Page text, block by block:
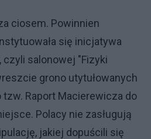
ciosem. Powinnien
się inicjatywa
czyli salonowej "Fizyki
grono utytułowanych
tzw. Raport Macierewicza do
Polacy nie zasługują
jakiej dopuścili się